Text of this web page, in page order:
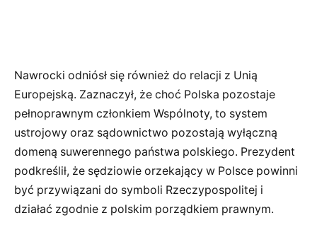
Nawrocki odniósł się również do relacji z Unią
Europejską. Zaznaczył, że choć Polska pozostaje
pełnoprawnym członkiem Wspólnoty, to system
ustrojowy oraz sądownictwo pozostają wyłączną
domeną suwerennego państwa polskiego. Prezydent
podkreślił, że sędziowie orzekający w Polsce powinni
być przywiązani do symboli Rzeczypospolitej i
działać zgodnie z polskim porządkiem prawnym.